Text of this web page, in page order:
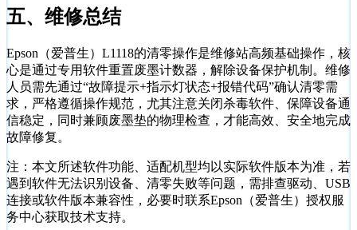
五、维修总结
Epson（爱普生）L1118的清零操作是维修站高频基础操作，核
心是通过专用软件重置废墨计数器，解除设备保护机制。维修
人员需先通过“故障提示+指示灯状态+报错代码”确认清零需
求，严格遵循操作规范，尤其注意关闭杀毒软件、保障设备通
信稳定，同时兼顾废墨垫的物理检查，才能高效、安全地完成
故障修复。
注：本文所述软件功能、适配机型均以实际软件版本为准，若
遇到软件无法识别设备、清零失败等问题，需排查驱动、USB
连接或软件版本兼容性，必要时联系Epson（爱普生）授权服
务中心获取技术支持。